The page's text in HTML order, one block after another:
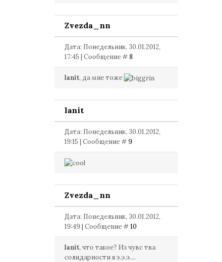
Zvezda_nn
Дата: Понедельник, 30.01.2012,
17:45 | Сообщение #8
lanit, да мне тоже
lanit
Дата: Понедельник, 30.01.2012,
19:15 | Сообщение #9
Zvezda_nn
Дата: Понедельник, 30.01.2012,
19:49 | Сообщение #10
lanit, что такое? Из чувс тва
солидарности я э.э.э....